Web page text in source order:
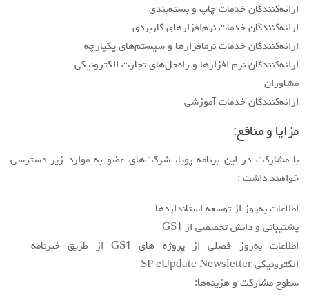
ارائه‌كنندگان خدمات چاپ و بسته‌بندي
ارائه‌كنندگان خدمات نرم‌افزارهاي كاربردي
ارائه‌كنندگان خدمات نرمافزارها و سيستم‌هاي يكپارچه
ارائه‌كنندگان نرم افزارها و راه‌حل‌هاي تجارت الكترونيكي
مشاوران
ارائه‌كنندگان خدمات آموزشي
مزايا و منافع:
با مشاركت در اين برنامه پويا، شركت‌هاي عضو به موارد زير دسترسي
خواهند داشت :
اطلاعات به‌روز از توسعه استانداردها
پشتيباني و دانش تخصصي از GS1
اطلاعات به‌روز فصلي از پروژه هاي GS1 از طريق خبرنامه
الكترونيكي SP eUpdate Newsletter
سطوح مشاركت و هزينه‌ها: